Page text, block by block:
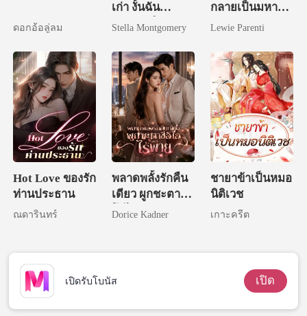
ดอกอ้อลู่ลม
เก่า งั้นฉัน
แต่งงานใหม่
Stella Montgomery
กลายเป็นมหา
เศรษฐี
Lewie Parenti
Hot Love ของรัก
ท่านประธาน
ณดารินทร์
พลาดพลั้งรักคืน
เดียว ผูกชะตาซีอี
โอไร้พ่าย
Dorice Kadner
ชายาข้าเป็นหมอ
นิติเวช
เกาะครีต
เปิดรับโบนัส เปิด